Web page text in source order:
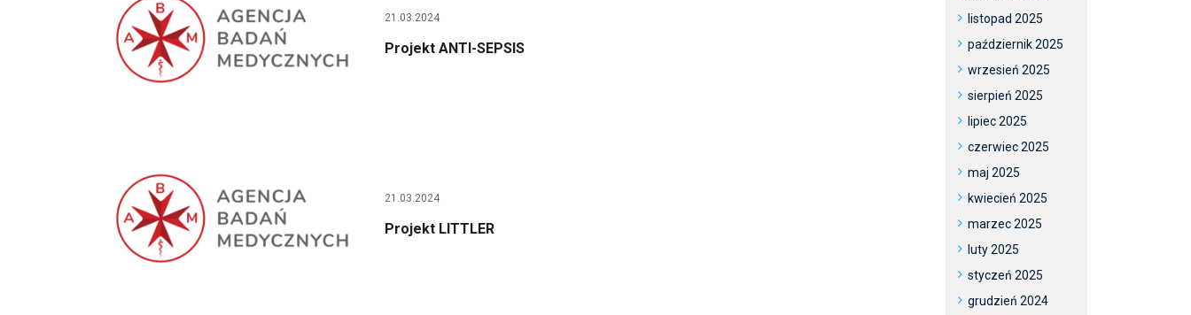
21.03.2024
Projekt ANTI-SEPSIS
21.03.2024
Projekt LITTLER
listopad 2025
październik 2025
wrzesień 2025
sierpień 2025
lipiec 2025
czerwiec 2025
maj 2025
kwiecień 2025
marzec 2025
luty 2025
styczeń 2025
grudzień 2024